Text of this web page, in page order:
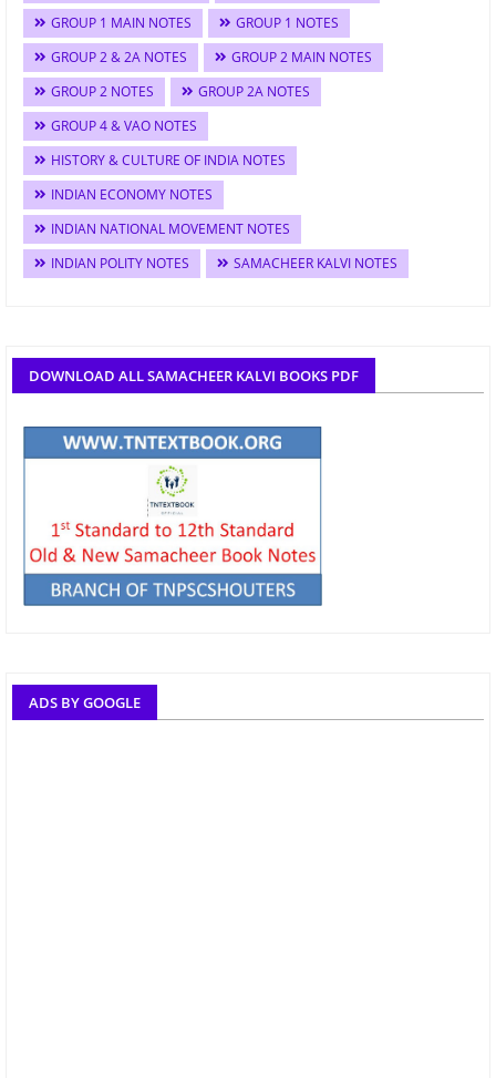
GROUP 1 MAIN NOTES
GROUP 1 NOTES
GROUP 2 & 2A NOTES
GROUP 2 MAIN NOTES
GROUP 2 NOTES
GROUP 2A NOTES
GROUP 4 & VAO NOTES
HISTORY & CULTURE OF INDIA NOTES
INDIAN ECONOMY NOTES
INDIAN NATIONAL MOVEMENT NOTES
INDIAN POLITY NOTES
SAMACHEER KALVI NOTES
DOWNLOAD ALL SAMACHEER KALVI BOOKS PDF
ADS BY GOOGLE